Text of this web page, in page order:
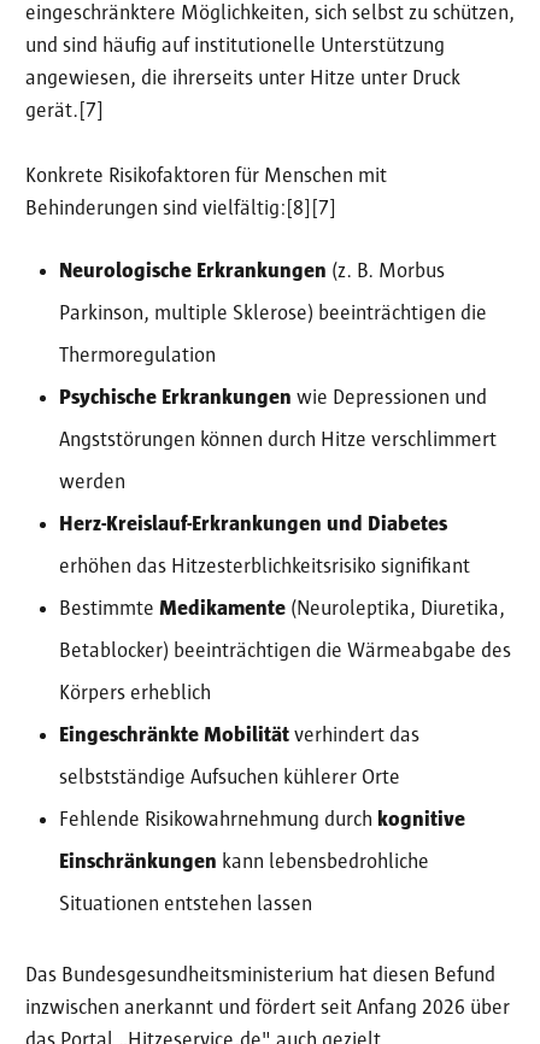
eingeschränktere Möglichkeiten, sich selbst zu schützen,
und sind häufig auf institutionelle Unterstützung
angewiesen, die ihrerseits unter Hitze unter Druck
gerät.[7]
Konkrete Risikofaktoren für Menschen mit
Behinderungen sind vielfältig:[8][7]
Neurologische Erkrankungen (z. B. Morbus
Parkinson, multiple Sklerose) beeinträchtigen die
Thermoregulation
Psychische Erkrankungen wie Depressionen und
Angststörungen können durch Hitze verschlimmert
werden
Herz-Kreislauf-Erkrankungen und Diabetes
erhöhen das Hitzesterblichkeitsrisiko signifikant
Bestimmte Medikamente (Neuroleptika, Diuretika,
Betablocker) beeinträchtigen die Wärmeabgabe des
Körpers erheblich
Eingeschränkte Mobilität verhindert das
selbstständige Aufsuchen kühlerer Orte
Fehlende Risikowahrnehmung durch kognitive
Einschränkungen kann lebensbedrohliche
Situationen entstehen lassen
Das Bundesgesundheitsministerium hat diesen Befund
inzwischen anerkannt und fördert seit Anfang 2026 über